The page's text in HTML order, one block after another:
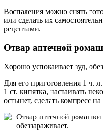
Воспаления можно снять
или сделать их
рецептами.
Отвар аптечной
Хорошо успокаивает зуд,
Для его приготовления 1 ч.
1 ст. кипятка, настаивать
остынет, сделать компресс
Отвар аптечной ромашки
обеззараживает.